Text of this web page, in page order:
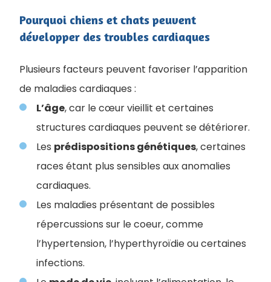
Pourquoi chiens et chats peuvent
développer des troubles cardiaques
Plusieurs facteurs peuvent favoriser l’apparition
de maladies cardiaques :
L’âge, car le cœur vieillit et certaines
structures cardiaques peuvent se détériorer.
Les prédispositions génétiques, certaines
races étant plus sensibles aux anomalies
cardiaques.
Les maladies présentant de possibles
répercussions sur le coeur, comme
l’hypertension, l’hyperthyroïdie ou certaines
infections.